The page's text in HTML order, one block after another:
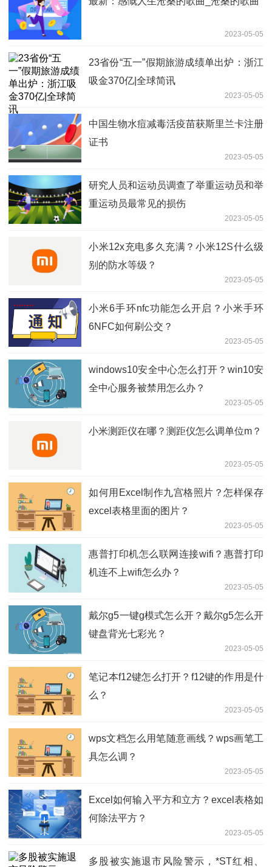
2023-05-05
23省份“五一”假期旅游成绩单出炉：浙江
吸金370亿|全球简讯
2023-05-05
中国生物水痘减毒活疫苗获斯里兰卡注册
证书
2023-05-05
研究人员和运动员调查了举重运动员和举
重运动员最常见的损伤
2023-05-05
小米12x充电多久充满？小米12S什么级
别的防水等级？
2023-05-05
小米6手环nfc功能怎么开启？小米手环
6NFC如何刷公交？
2023-05-05
windows10安全中心怎么打开？win10安
全中心服务被禁用怎么办？
2023-05-05
小米测距仪在哪？测距仪怎么调单位m？
2023-05-05
如何用Excel制作九宫格照片？怎样保存
excel表格里面的图片？
2023-05-05
惠普打印机怎么联网连接wifi？惠普打印
机连不上wifi怎么办？
2023-05-05
戴尔g5一键g模式怎么开？戴尔g5怎么开
键盘背光七彩光？
2023-05-05
笔记本f12键怎么打开？f12键的作用是什
么？
2023-05-05
wps文档怎么用笔随意画线？wps画笔工
具怎么调？
2023-05-05
Excel如何输入平方和立方？excel表格如
何除法平方？
2023-05-05
多股被实施退市风险警示，*ST红相、